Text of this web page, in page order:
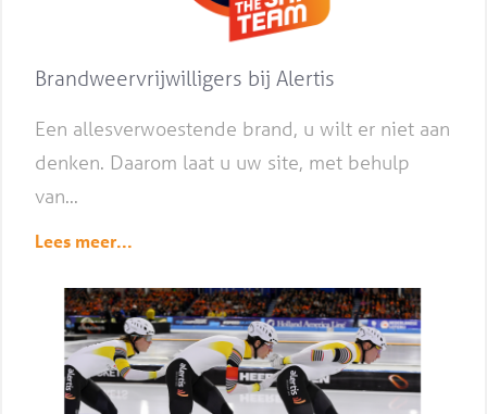
Brandweervrijwilligers bij Alertis
Een allesverwoestende brand, u wilt er niet aan
denken. Daarom laat u uw site, met behulp
van...
Lees meer...